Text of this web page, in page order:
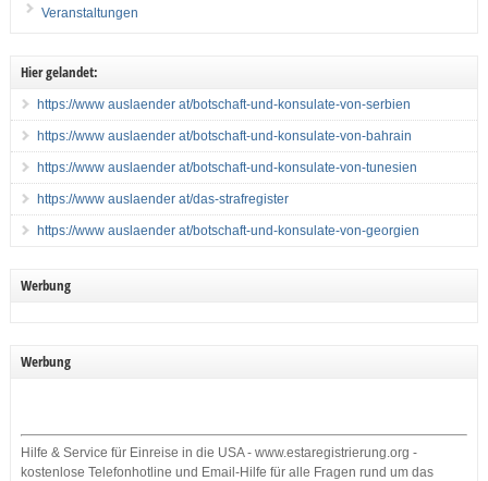
Veranstaltungen
Hier gelandet:
https://www auslaender at/botschaft-und-konsulate-von-serbien
https://www auslaender at/botschaft-und-konsulate-von-bahrain
https://www auslaender at/botschaft-und-konsulate-von-tunesien
https://www auslaender at/das-strafregister
https://www auslaender at/botschaft-und-konsulate-von-georgien
Werbung
Werbung
Hilfe & Service für Einreise in die USA - www.estaregistrierung.org -
kostenlose Telefonhotline und Email-Hilfe für alle Fragen rund um das